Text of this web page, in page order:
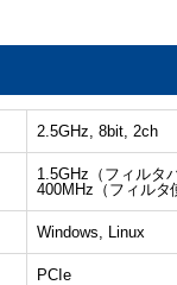
2.5GHz, 8bit, 2ch
1.5GHz（フィルタ
400MHz（フィルタ
Windows, Linux
PCIe